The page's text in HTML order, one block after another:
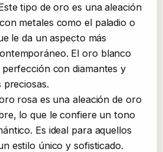
tipo de oro es una aleación
metales como el paladio o
le da un aspecto más
El oro blanco
con diamantes y
preciosas.
rosa es una aleación de oro
lo que le confiere un tono
Es ideal para aquellos
estilo único y sofisticado.